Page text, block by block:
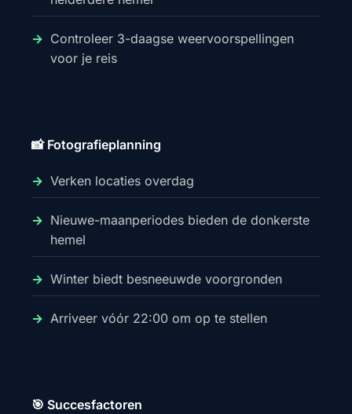
Controleer 3-daagse weervoorspellingen
voor je reis
📸 Fotografieplanning
Verken locaties overdag
Nieuwe-maanperiodes bieden de donkerste
hemel
Winter biedt besneeuwde voorgronden
Arriveer vóór 22:00 om op te stellen
🎯 Succesfactoren